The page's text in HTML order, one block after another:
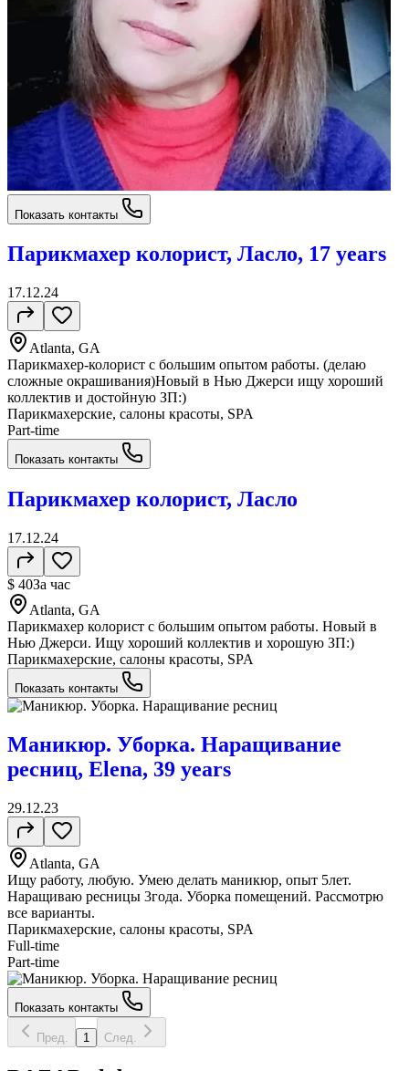
Показать контакты
Парикмахер колорист, Ласло, 17 years
17.12.24
Atlanta, GA
Парикмахер-колорист с большим опытом работы. (делаю
сложные окрашивания)Новый в Нью Джерси ищу хороший
коллектив и достойную ЗП:)
Парикмахерские, салоны красоты, SPA
Part-time
Показать контакты
Парикмахер колорист, Ласло
17.12.24
$ 40За час
Atlanta, GA
Парикмахер колорист с большим опытом работы. Новый в
Нью Джерси. Ищу хороший коллектив и хорошую ЗП:)
Парикмахерские, салоны красоты, SPA
Показать контакты
Маникюр. Уборка. Наращивание
ресниц, Elena, 39 years
29.12.23
Atlanta, GA
Ищу работу, любую. Умею делать маникюр, опыт 5лет.
Наращиваю ресницы 3года. Уборка помещений. Рассмотрю
все варианты.
Парикмахерские, салоны красоты, SPA
Full-time
Part-time
Показать контакты
Пред. 1 След.